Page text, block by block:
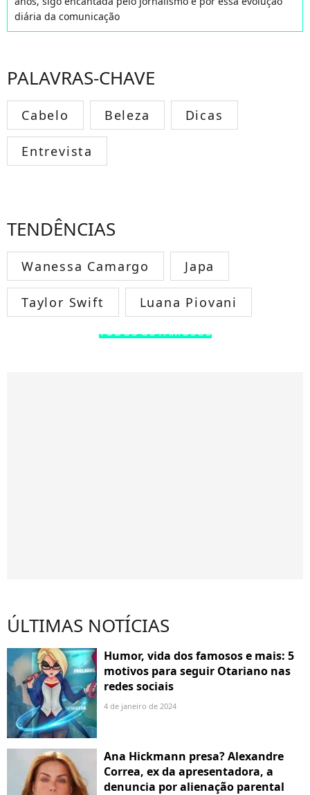
diária da comunicação
PALAVRAS-CHAVE
Cabelo Beleza Dicas
Entrevista
TENDÊNCIAS
Wanessa Camargo Japa
Taylor Swift Luana Piovani
TODOS OS FAMOSOS
ÚLTIMAS NOTÍCIAS
Humor, vida dos famosos e mais: 5
motivos para seguir Otariano nas
redes sociais
4 de janeiro de 2024
Ana Hickmann presa? Alexandre
Correa, ex da apresentadora, a
denuncia por alienação parental